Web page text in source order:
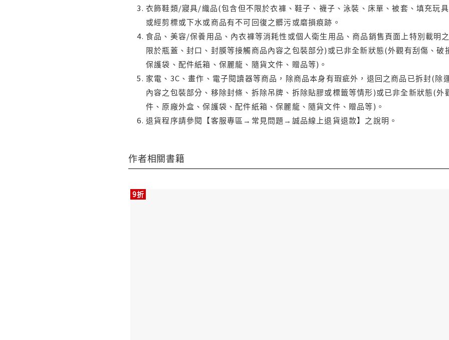
衣飾鞋類/寢具/織品(包含但不限於衣褲、鞋子、襪子、泳裝、床單、被套、填充玩
或經剪標或下水或商品有不可回復之髒污或磨損痕跡。
食品、美容/保養用品、內衣褲等消耗性或個人衛生用品、商品銷售頁面上特別載明
限於瓶蓋、封口、封膜等接觸商品內容之包裝部分)或已非全新狀態(外觀有刮傷、
保護袋、配件紙箱、保麗龍、隨貨文件、贈品等)。
家電、3C、畫作、電子閱讀器等商品，除商品本身有瑕疵外，退回之商品已拆封(
內容之包裝部分、移除封條、拆除吊牌、拆除貼膠或標籤等情形)或已非全新狀態(
件、原廠外盒、保護袋、配件紙箱、保麗龍、隨貨文件、贈品等)。
退貨程序請參閱【客服專區→常見問題→誠品線上退貨退款】之說明。
作者相關書籍
9折